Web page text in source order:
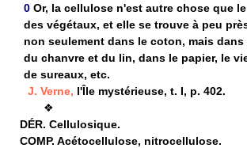
0 Or, la cellulose n'est autre chose que
des végétaux, et elle se trouve à peu
non seulement dans le coton, mais
du chanvre et du lin, dans le papier, le
de sureaux, etc.
J. Verne, l'Île mystérieuse, t. I, p. 402.
❖
DÉR. Cellulosique.
COMP. Acétocellulose, nitrocellulose.